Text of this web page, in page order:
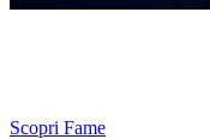
Scopri Fame